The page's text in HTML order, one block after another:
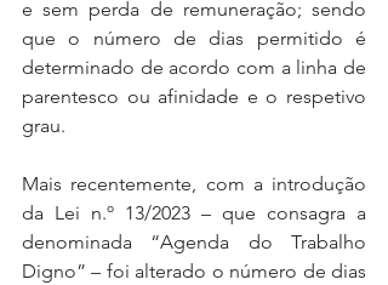
e sem perda de remuneração; sendo
que o número de dias permitido é
determinado de acordo com a linha de
parentesco ou afinidade e o respetivo
grau.
Mais recentemente, com a introdução
da Lei n.º 13/2023 – que consagra a
denominada “Agenda do Trabalho
Digno” – foi alterado o número de dias